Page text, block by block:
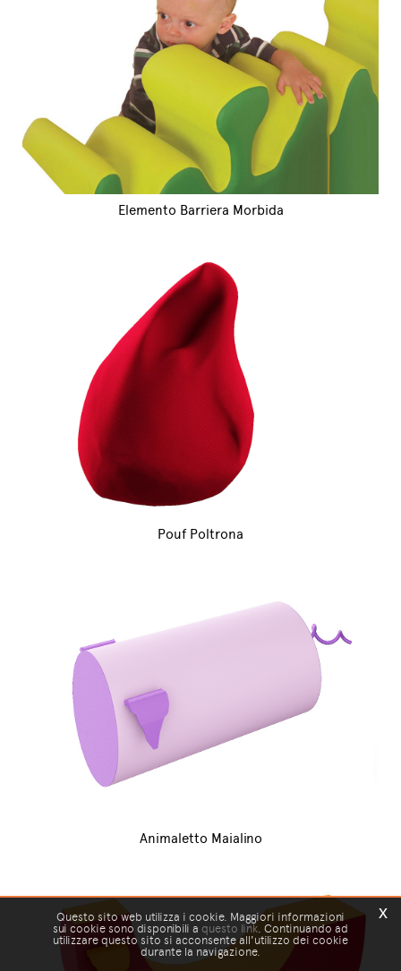
Elemento Barriera Morbida
Pouf Poltrona
Animaletto Maialino
x
Questo sito web utilizza i cookie. Maggiori informazioni
sui cookie sono disponibili a questo link. Continuando ad
utilizzare questo sito si acconsente all'utilizzo dei cookie
durante la navigazione.